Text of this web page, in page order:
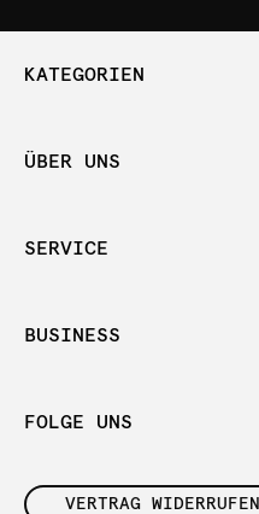
KATEGORIEN
ÜBER UNS
SERVICE
BUSINESS
FOLGE UNS
VERTRAG WIDERRUFEN